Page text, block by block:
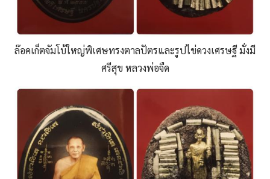
ล๊อคเก็ตจัมโบ้ใหญ่พิเศษทรงตาลปัตรและรูปไข่ดวงเศรษฐี มั่งมี
ศรีสุข หลวงพ่อจืด